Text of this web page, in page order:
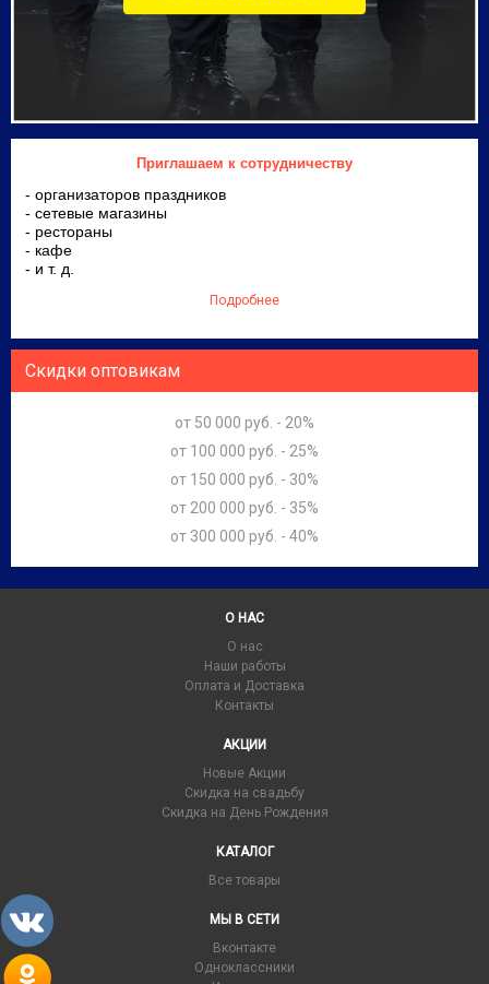
Приглашаем к сотрудничеству
- организаторов праздников
- сетевые магазины
- рестораны
- кафе
- и т. д.
Подробнее
Скидки оптовикам
от 50 000 руб. - 20%
от 100 000 руб. - 25%
от 150 000 руб. - 30%
от 200 000 руб. - 35%
от 300 000 руб. - 40%
О НАС
О нас
Наши работы
Оплата и Доставка
Контакты
АКЦИИ
Новые Акции
Скидка на свадьбу
Скидка на День Рождения
КАТАЛОГ
Все товары
МЫ В СЕТИ
Вконтакте
Одноклассники